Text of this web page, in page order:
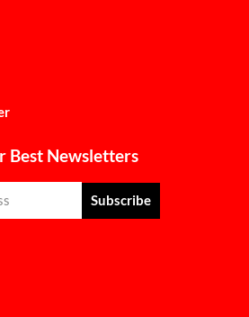
Best Newsletters
Subscribe